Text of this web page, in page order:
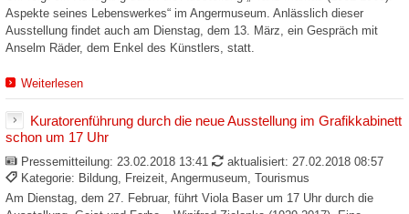
Aspekte seines Lebenswerkes“ im Angermuseum. Anlässlich dieser
Ausstellung findet auch am Dienstag, dem 13. März, ein Gespräch mit
Anselm Räder, dem Enkel des Künstlers, statt.
Weiterlesen
Kuratorenführung durch die neue Ausstellung im Grafikkabinett
schon um 17 Uhr
Pressemitteilung: 23.02.2018 13:41
aktualisiert: 27.02.2018 08:57
Kategorie: Bildung, Freizeit, Angermuseum, Tourismus
Am Dienstag, dem 27. Februar, führt Viola Baser um 17 Uhr durch die